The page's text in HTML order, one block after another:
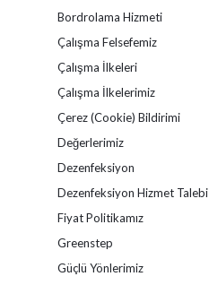
Bordrolama Hizmeti
Çalışma Felsefemiz
Çalışma İlkeleri
Çalışma İlkelerimiz
Çerez (Cookie) Bildirimi
Değerlerimiz
Dezenfeksiyon
Dezenfeksiyon Hizmet Talebi
Fiyat Politikamız
Greenstep
Güçlü Yönlerimiz